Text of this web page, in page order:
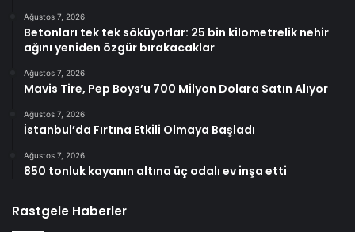
Ağustos 7, 2026
Betonları tek tek söküyorlar: 25 bin kilometrelik nehir
ağını yeniden özgür bırakacaklar
Ağustos 7, 2026
Mavis Tire, Pep Boys’u 700 Milyon Dolara Satın Alıyor
Ağustos 7, 2026
İstanbul’da Fırtına Etkili Olmaya Başladı
Ağustos 7, 2026
850 tonluk kayanın altına üç odalı ev inşa etti
Rastgele Haberler